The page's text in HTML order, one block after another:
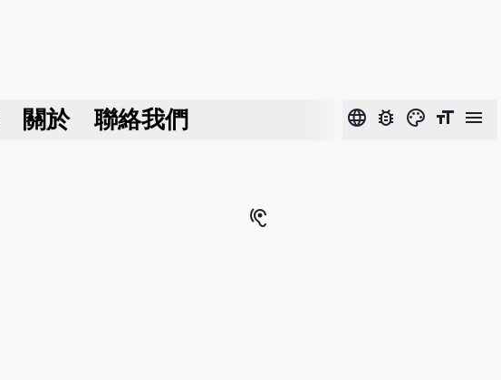
關於 聯絡我們 language bug_report color_lens format_size menu
hearing